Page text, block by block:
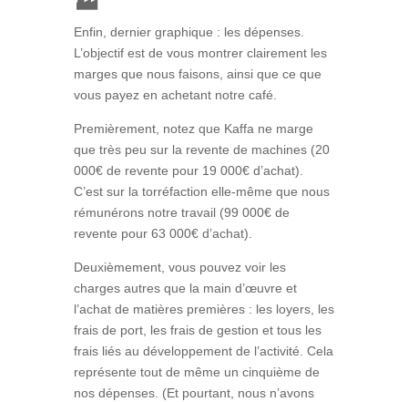
Enfin, dernier graphique : les dépenses.
L’objectif est de vous montrer clairement les
marges que nous faisons, ainsi que ce que
vous payez en achetant notre café.
Premièrement, notez que Kaffa ne marge
que très peu sur la revente de machines (20
000€ de revente pour 19 000€ d’achat).
C’est sur la torréfaction elle-même que nous
rémunérons notre travail (99 000€ de
revente pour 63 000€ d’achat).
Deuxièmement, vous pouvez voir les
charges autres que la main d’œuvre et
l’achat de matières premières : les loyers, les
frais de port, les frais de gestion et tous les
frais liés au développement de l’activité. Cela
représente tout de même un cinquième de
nos dépenses. (Et pourtant, nous n’avons